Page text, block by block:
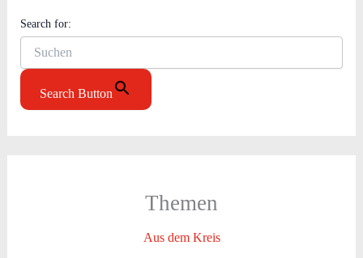
Search for:
Search Button
Themen
Aus dem Kreis